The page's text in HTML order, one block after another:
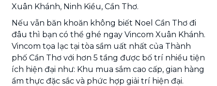
Xuân Khánh, Ninh Kiều, Cần Thơ.
Nếu vẫn băn khoăn không biết Noel Cần Thơ đi
đâu thì bạn có thể ghé ngay Vincom Xuân Khánh.
Vincom tọa lạc tại tòa sầm uất nhất của Thành
phố Cần Thơ với hơn 5 tầng được bố trí nhiều tiện
ích hiện đại như: Khu mua sắm cao cấp, gian hàng
ẩm thực đặc sắc và phức hợp giải trí hiện đại.